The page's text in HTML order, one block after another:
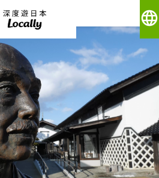
language